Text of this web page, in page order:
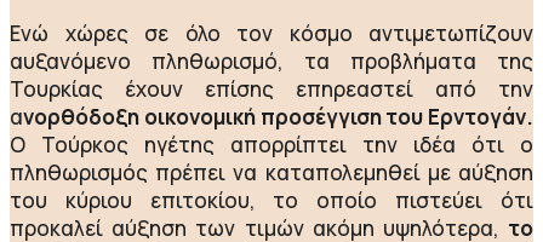
Ενώ χώρες σε όλο τον κόσμο αντιμετωπίζουν
αυξανόμενο πληθωρισμό, τα προβλήματα της
Τουρκίας έχουν επίσης επηρεαστεί από την
ανορθόδοξη οικονομική προσέγγιση του Ερντογάν.
Ο Τούρκος ηγέτης απορρίπτει την ιδέα ότι ο
πληθωρισμός πρέπει να καταπολεμηθεί με αύξηση
του κύριου επιτοκίου, το οποίο πιστεύει ότι
προκαλεί αύξηση των τιμών ακόμη υψηλότερα, το